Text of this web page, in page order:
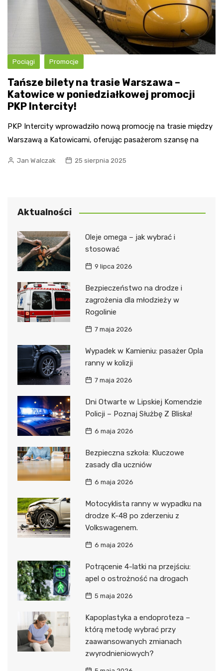
Pociągi Promocje
Tańsze bilety na trasie Warszawa –
Katowice w poniedziałkowej promocji
PKP Intercity!
PKP Intercity wprowadziło nową promocję na trasie między
Warszawą a Katowicami, oferując pasażerom szansę na
Jan Walczak 25 sierpnia 2025
Aktualności
Oleje omega – jak wybrać i
stosować
9 lipca 2026
Bezpieczeństwo na drodze i
zagrożenia dla młodzieży w
Rogolinie
7 maja 2026
Wypadek w Kamieniu: pasażer Opla
ranny w kolizji
7 maja 2026
Dni Otwarte w Lipskiej Komendzie
Policji – Poznaj Służbę Z Bliska!
6 maja 2026
Bezpieczna szkoła: Kluczowe
zasady dla uczniów
6 maja 2026
Motocyklista ranny w wypadku na
drodze K-48 po zderzeniu z
Volkswagenem.
6 maja 2026
Potrącenie 4-latki na przejściu:
apel o ostrożność na drogach
5 maja 2026
Kapoplastyka a endoproteza –
którą metodę wybrać przy
zaawansowanych zmianach
zwyrodnieniowych?